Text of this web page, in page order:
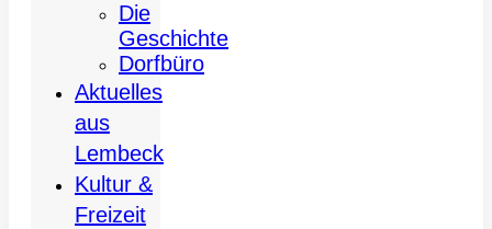
Die
Geschichte
Dorfbüro
Aktuelles
aus
Lembeck
Kultur &
Freizeit